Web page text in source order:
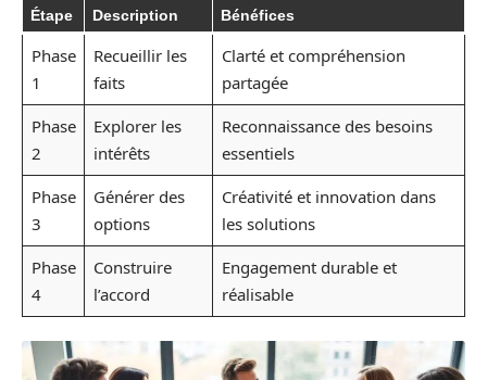
Étape Description Bénéfices
Phase
1
Recueillir les
faits
Clarté et compréhension
partagée
Phase
2
Explorer les
intérêts
Reconnaissance des besoins
essentiels
Phase
3
Générer des
options
Créativité et innovation dans
les solutions
Phase
4
Construire
l’accord
Engagement durable et
réalisable